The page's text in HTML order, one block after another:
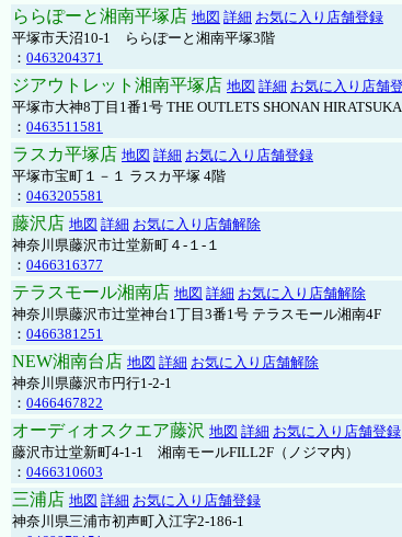
ららぽーと湘南平塚店 地図 詳細 お気に入り店舗登録
平塚市天沼10-1 ららぽーと湘南平塚3階
： 0463204371
ジアウトレット湘南平塚店 地図 詳細 お気に入り店舗
平塚市大神8丁目1番1号 THE OUTLETS SHONAN HIRATSUKA
： 0463511581
ラスカ平塚店 地図 詳細 お気に入り店舗登録
平塚市宝町１－１ ラスカ平塚 4階
： 0463205581
藤沢店 地図 詳細 お気に入り店舗解除
神奈川県藤沢市辻堂新町４-１-１
： 0466316377
テラスモール湘南店 地図 詳細 お気に入り店舗解除
神奈川県藤沢市辻堂神台1丁目3番1号 テラスモール湘南4F
： 0466381251
NEW湘南台店 地図 詳細 お気に入り店舗解除
神奈川県藤沢市円行1-2-1
： 0466467822
オーディオスクエア藤沢 地図 詳細 お気に入り店舗登録
藤沢市辻堂新町4-1-1 湘南モールFILL2F（ノジマ内）
： 0466310603
三浦店 地図 詳細 お気に入り店舗登録
神奈川県三浦市初声町入江字2-186-1